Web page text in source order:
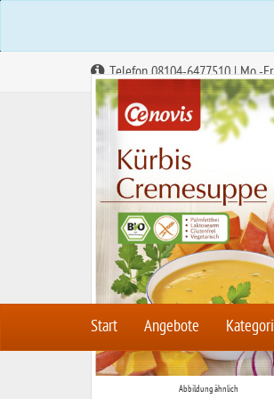
Telefon 08104-6477510 | Mo.-
Start Angebote
S
Fertiges, Suppen &
Abbildung ähnlich